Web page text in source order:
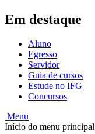
Em destaque
Aluno
Egresso
Servidor
Guia de cursos
Estude no IFG
Concursos
Menu
Início do menu principal